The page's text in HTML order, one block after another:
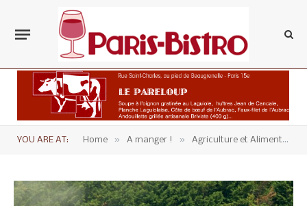
YOU ARE AT: Home » A manger ! » Agriculture et Alimentation